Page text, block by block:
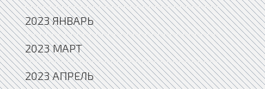
2023 ЯНВАРЬ
2023 МАРТ
2023 АПРЕЛЬ